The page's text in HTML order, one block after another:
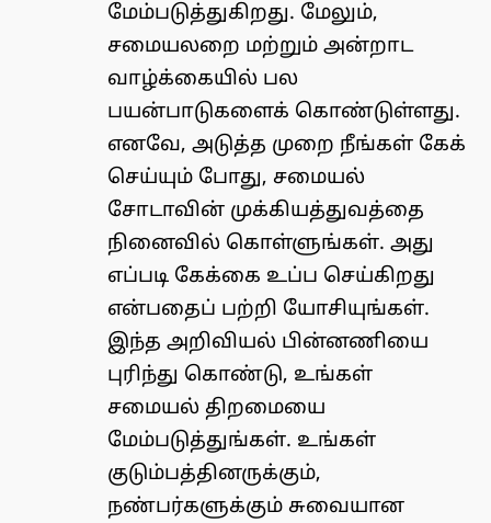
மேம்படுத்துகிறது. மேலும்,
சமையலறை மற்றும் அன்றாட
வாழ்க்கையில் பல
பயன்பாடுகளைக் கொண்டுள்ளது.
எனவே, அடுத்த முறை நீங்கள் கேக்
செய்யும் போது, சமையல்
சோடாவின் முக்கியத்துவத்தை
நினைவில் கொள்ளுங்கள். அது
எப்படி கேக்கை உப்ப செய்கிறது
என்பதைப் பற்றி யோசியுங்கள்.
இந்த அறிவியல் பின்னணியை
புரிந்து கொண்டு, உங்கள்
சமையல் திறமையை
மேம்படுத்துங்கள். உங்கள்
குடும்பத்தினருக்கும்,
நண்பர்களுக்கும் சுவையான